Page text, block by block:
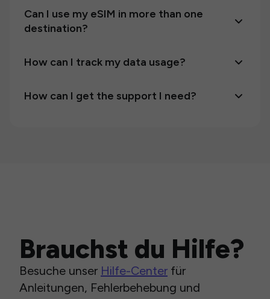
Can I use my eSIM in more than one
destination?
How can I track my data usage?
How can I get the support I need?
Brauchst du Hilfe?
Besuche unser Hilfe-Center für
Anleitungen, Fehlerbehebung und